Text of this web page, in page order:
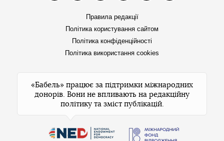
Правила редакції
Політика користування сайтом
Політика конфіденційності
Політика використання cookies
«Бабель» працює за підтримки міжнародних
донорів. Вони не впливають на редакційну
політику та зміст публікацій.